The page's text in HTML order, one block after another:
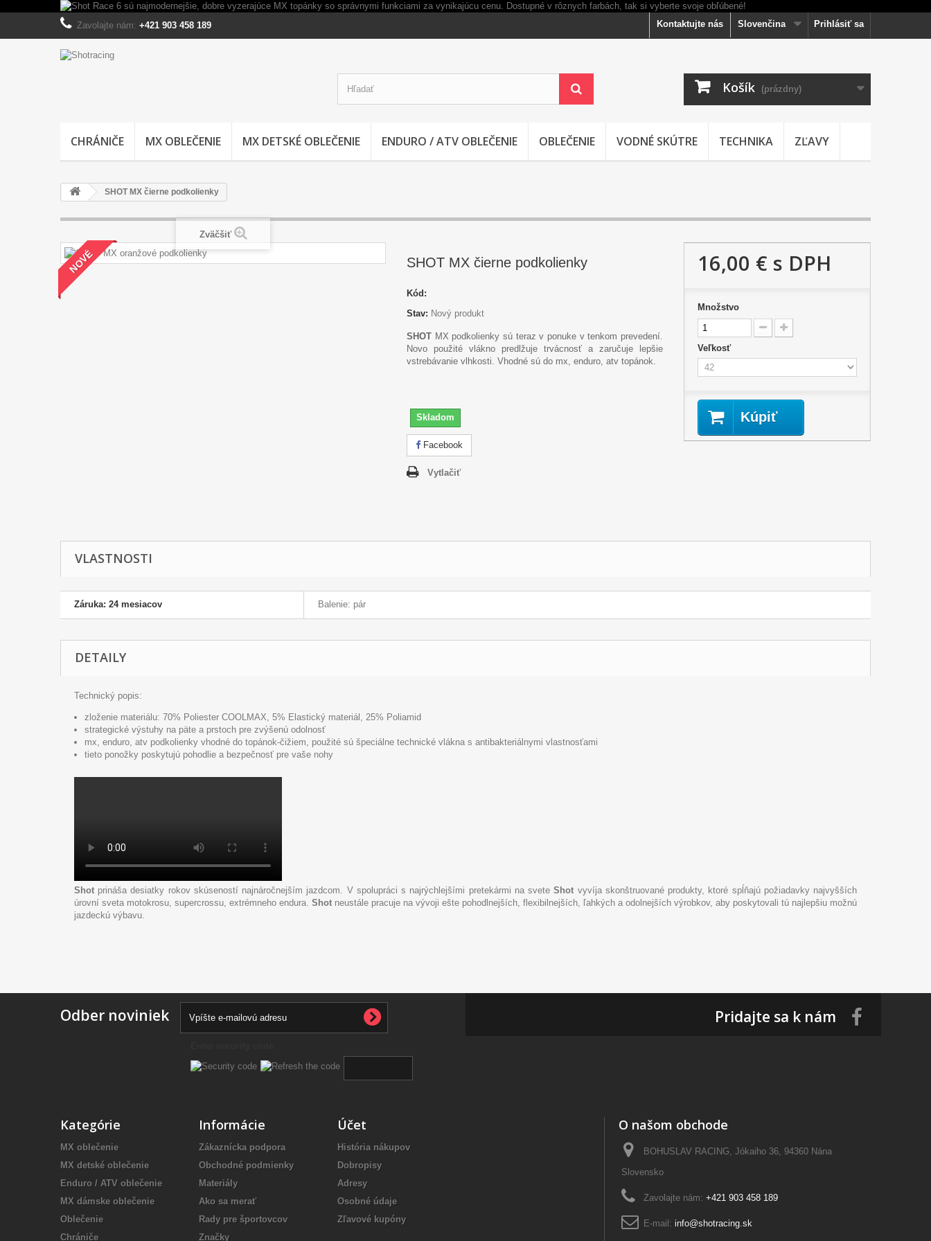
Prihlásiť sa
Slovenčina
Kontaktujte nás
Zavolajte nám: +421 903 458 189
Košík (prázdny)
CHRÁNIČE MX OBLEČENIE MX DETSKÉ OBLEČENIE ENDURO / ATV OBLEČENIE OBLEČENIE VODNÉ SKÚTRE TECHNIKA ZĽAVY
SHOT MX čierne podkolienky
NOVÉ
Zväčšiť
SHOT MX čierne podkolienky
Kód:
Stav: Nový produkt
SHOT MX podkolienky sú teraz v ponuke v tenkom prevedení.
Novo použité vlákno predlžuje trvácnosť a zaručuje lepšie
vstrebávanie vlhkosti. Vhodné sú do mx, enduro, atv topánok.
Skladom
Facebook
Vytlačiť
16,00 € s DPH
Množstvo
Veľkosť
Kúpiť
VLASTNOSTI
Záruka: 24 mesiacov Balenie: pár
DETAILY
Technický popis:
zloženie materiálu: 70% Poliester COOLMAX, 5% Elastický materiál, 25% Poliamid
strategické výstuhy na päte a prstoch pre zvýšenú odolnosť
mx, enduro, atv podkolienky vhodné do topánok-čižiem, použité sú špeciálne technické vlákna s antibakteriálnymi vlastnosťami
tieto ponožky poskytujú pohodlie a bezpečnosť pre vaše nohy
Shot prináša desiatky rokov skúseností najnáročnejším jazdcom. V spolupráci s najrýchlejšími pretekármi na sveteShot vyvíja skonštruované produkty, ktoré spĺňajú požiadavky najvyšších
úrovní sveta motokrosu, supercrossu, extrémneho endura. Shot neustále pracuje na vývoji ešte pohodlnejších, flexibilnejších, ľahkých a odolnejších výrobkov, aby poskytovali tú najlepšiu možnú
jazdeckú výbavu.
Odber noviniek Pridajte sa k nám
Kategórie
MX oblečenie
MX detské oblečenie
Enduro / ATV oblečenie
MX dámske oblečenie
Oblečenie
Chrániče
Informácie
Zákaznícka podpora
Obchodné podmienky
Materiály
Ako sa merať
Rady pre športovcov
Značky
Účet
História nákupov
Dobropisy
Adresy
Osobné údaje
Zľavové kupóny
O našom obchode
BOHUSLAV RACING, Jókaiho 36, 94360 Nána
Slovensko
Zavolajte nám: +421 903 458 189
E-mail: info@shotracing.sk